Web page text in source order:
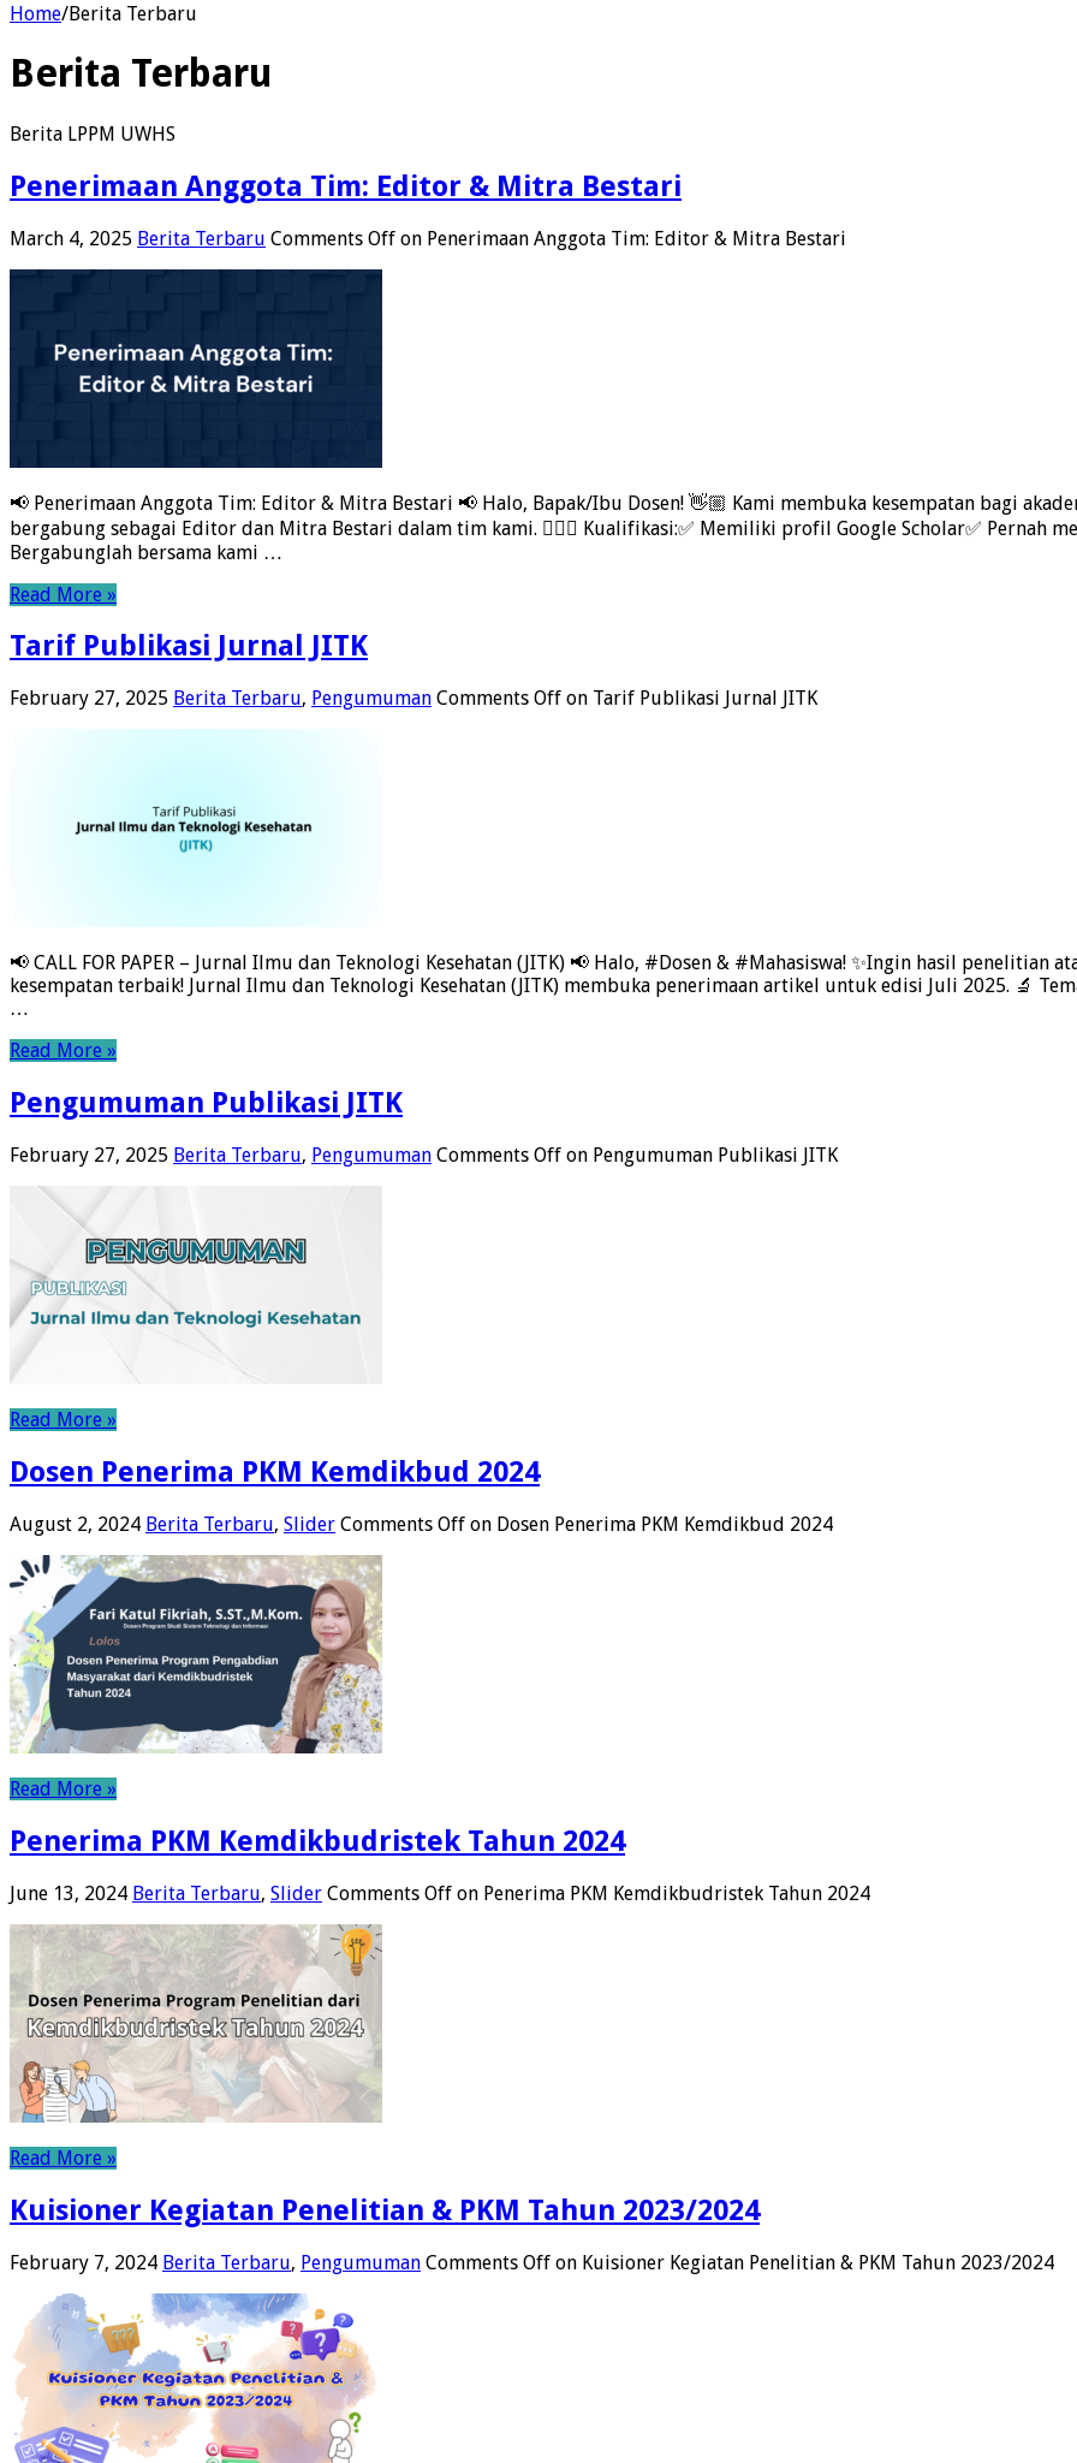
Home/Berita Terbaru
Berita Terbaru
Berita LPPM UWHS
Penerimaan Anggota Tim: Editor & Mitra Bestari
March 4, 2025 Berita Terbaru Comments Off on Penerimaan Anggota Tim: Editor & Mitra Bestari
📢 Penerimaan Anggota Tim: Editor & Mitra Bestari 📢 Halo, Bapak/Ibu Dosen! 👋🏼 Kami membuka kesempatan bagi
bergabung sebagai Editor dan Mitra Bestari dalam tim kami. ✍🏼📖 Kualifikasi:✅ Memiliki profil Google Scholar✅ Pernah
Bergabunglah bersama kami …
Read More »
Tarif Publikasi Jurnal JITK
February 27, 2025 Berita Terbaru, Pengumuman Comments Off on Tarif Publikasi Jurnal JITK
📢 CALL FOR PAPER – Jurnal Ilmu dan Teknologi Kesehatan (JITK) 📢 Halo, #Dosen & #Mahasiswa! ✨Ingin hasil
kesempatan terbaik! Jurnal Ilmu dan Teknologi Kesehatan (JITK) membuka penerimaan artikel untuk edisi Juli 2025. 🔬
…
Read More »
Pengumuman Publikasi JITK
February 27, 2025 Berita Terbaru, Pengumuman Comments Off on Pengumuman Publikasi JITK
Read More »
Dosen Penerima PKM Kemdikbud 2024
August 2, 2024 Berita Terbaru, Slider Comments Off on Dosen Penerima PKM Kemdikbud 2024
Read More »
Penerima PKM Kemdikbudristek Tahun 2024
June 13, 2024 Berita Terbaru, Slider Comments Off on Penerima PKM Kemdikbudristek Tahun 2024
Read More »
Kuisioner Kegiatan Penelitian & PKM Tahun 2023/2024
February 7, 2024 Berita Terbaru, Pengumuman Comments Off on Kuisioner Kegiatan Penelitian & PKM Tahun 2023/2024